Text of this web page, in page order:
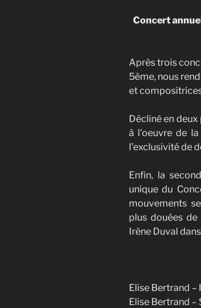
Concert
Après trois
5ème, nous
et compositrices
Décliné en
à l’oeuvre de
l’exclusivité de
Enfin, la
unique du
mouvements
plus douées de
Irène Duval
Elise Bertrand
Elise Bertrand